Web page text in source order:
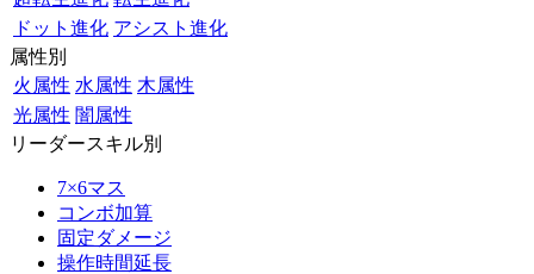
ドット進化 アシスト進化
属性別
火属性 水属性 木属性
光属性 闇属性
リーダースキル別
7×6マス
コンボ加算
固定ダメージ
操作時間延長